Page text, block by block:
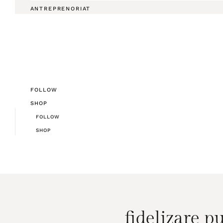
ANTREPRENORIAT
FOLLOW
SHOP
FOLLOW
SHOP
fidelizare